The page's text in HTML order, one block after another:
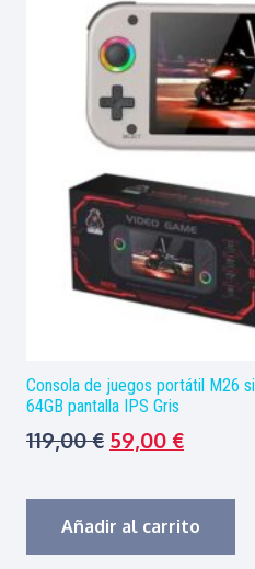
Consola de juegos portátil M26
64GB pantalla IPS Gris
119,00€ El
original
era:
119,00 €.
59,00 €El
actual
es:
59,00 €.
Añadir al carrito